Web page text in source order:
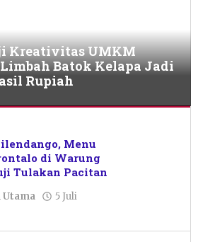
Kreativitas UMKM
Batok Kelapa Jadi
Rupiah
Menu
di Warung
Tulakan Pacitan
Utama
5 Juli